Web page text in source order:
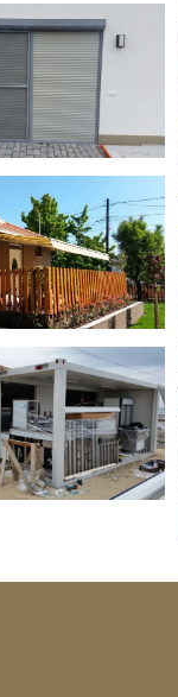
tokos
redőny
garázskapu